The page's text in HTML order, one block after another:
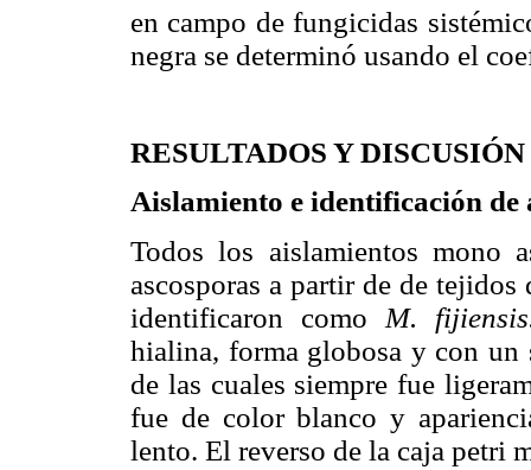
en campo de fungicidas
negra se determinó usando el
RESULTADOS Y DISCUSIÓN
Aislamiento e identificación de
Todos los aislamientos mono
ascosporas a partir de de
identificaron como M.
hialina, forma globosa y con un
de las cuales siempre fue
fue de color blanco y
lento. El reverso de la caja petri